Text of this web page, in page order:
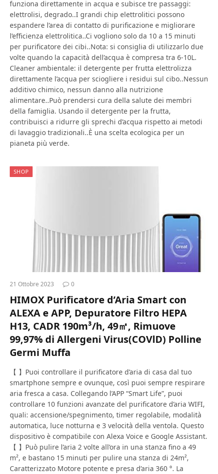
funziona direttamente in acqua e subisce tre passaggi:
elettrolisi, degrado..I grandi chip elettrolitici possono
espandere l’area di contatto di purificazione e migliorare
l’efficienza elettrolitica..Ci vogliono solo da 10 a 15 minuti
per purificatore dei cibi..Nota: si consiglia di utilizzarlo due
volte quando la capacità dell’acqua è compresa tra 6-10L.
Cleaner ambientale: il detergente per frutta elettrolizza
direttamente l’acqua per sciogliere i residui sul cibo..Nessun
additivo chimico, nessun danno alla nutrizione
alimentare..Può prendersi cura della salute dei membri
della famiglia. Usando il detergente per la frutta,
contribuisci a ridurre gli sprechi d’acqua rispetto ai metodi
di lavaggio tradizionali..È una scelta ecologica per un
pianeta più verde.
SHOP
21 Ottobre 2023 0
HIMOX Purificatore d’Aria Smart con
ALEXA e APP, Depuratore Filtro HEPA
H13, CADR 190m³/h, 49㎡, Rimuove
99,97% di Allergeni Virus(COVlD) Polline
Germi Muffa
【 】Puoi controllare il purificatore d’aria di casa dal tuo
smartphone sempre e ovunque, così puoi sempre respirare
aria fresca a casa. Collegando l’APP “Smart Life”, puoi
controllare 10 funzioni avanzate del purificatore d’aria WIFI,
quali: accensione/spegnimento, timer regolabile, modalità
automatica, luce notturna e 3 velocità della ventola. Questo
dispositivo è compatibile con Alexa Voice e Google Assistant.
【 】Può pulire l’aria 2 volte all’ora in una stanza fino a 49
m², e bastano 15 minuti per pulire una stanza di 24m²,
Caratterizzato Motore potente e presa d’aria 360 °. La